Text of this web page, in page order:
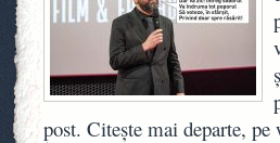
post. Citește mai departe,